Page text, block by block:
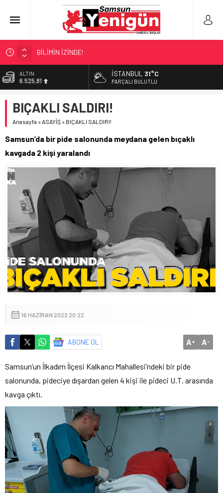
BİLİMİN İZİNDE!
TIR’A ‘ZEHİR’ BASKINI!
FECİ SON!
SAMSUN YANACAK!
ALTIN
6.525,81
13.703,13
DOLAR
55,0919
İSTANBUL 31°C
PARÇALI BULUTLU
BIÇAKLI SALDIRI!
Anasayfa »ASAYİŞ » BIÇAKLI SALDIRI!
Samsun’da bir pide salonunda meydana gelen bıçaklı
kavgada 2 kişi yaralandı
16 HAZIRAN 2022 20:22
ABONE OL A+ A-
Samsun’un İlkadım İlçesi Kalkancı Mahallesi’ndeki bir pide
salonunda, pideciye dışardan gelen 4 kişi ile pideci U.T. arasında
kavga çıktı.